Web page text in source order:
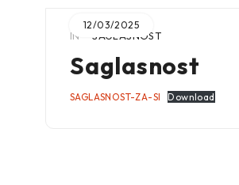
12/03/2025
IN SAGLASNOST
Saglasnost
SAGLASNOST-ZA-SI Download